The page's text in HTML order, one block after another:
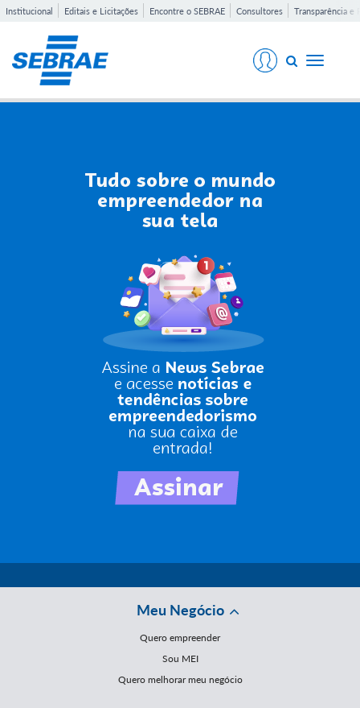
Institucional Editais e Licitações Encontre o SEBRAE Consultores Transparência e
Toggle
Meu Negócio
Quero empreender
Sou MEI
Quero melhorar meu negócio